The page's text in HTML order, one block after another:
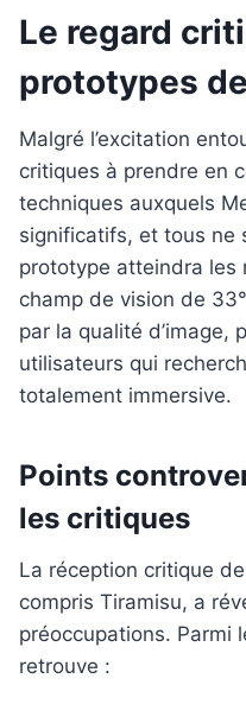
Le regard
prototypes
Malgré l’excitation
critiques à prendre en
techniques auxquels
significatifs, et tous ne
prototype atteindra les
champ de vision de
par la qualité d’image,
utilisateurs qui
totalement immersive.
Points
les critiques
La réception critique
compris Tiramisu, a
préoccupations. Parmi
retrouve :